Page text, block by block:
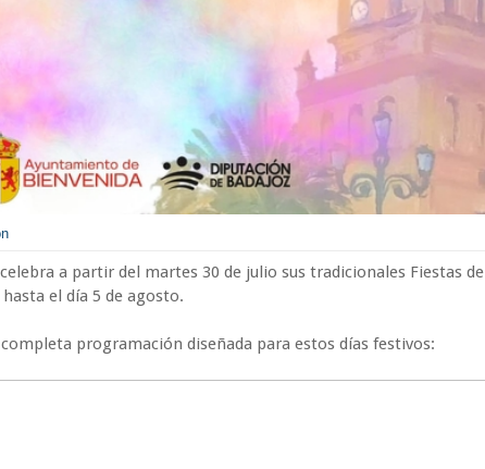
a partir del martes 30 de julio sus tradicionales Fiestas de
el día 5 de agosto.
programación diseñada para estos días festivos: